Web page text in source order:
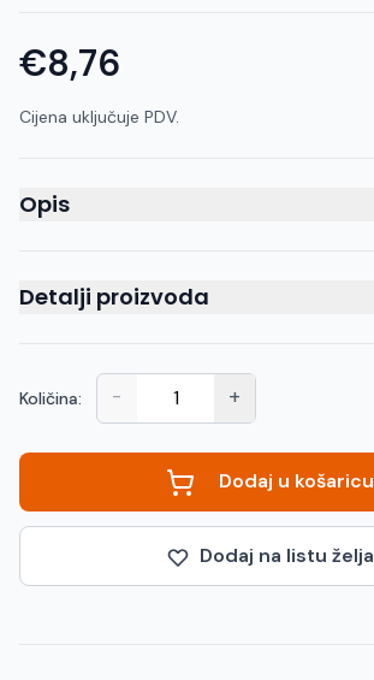
€8,76
Cijena uključuje PDV.
Opis
Detalji proizvoda
Količina: - +
Dodaj u košaricu
Dodaj na listu želja